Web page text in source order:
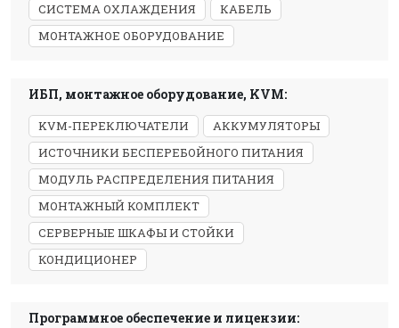
СИСТЕМА ОХЛАЖДЕНИЯ
КАБЕЛЬ
МОНТАЖНОЕ ОБОРУДОВАНИЕ
ИБП, монтажное оборудование, KVM:
KVM-ПЕРЕКЛЮЧАТЕЛИ
АККУМУЛЯТОРЫ
ИСТОЧНИКИ БЕСПЕРЕБОЙНОГО ПИТАНИЯ
МОДУЛЬ РАСПРЕДЕЛЕНИЯ ПИТАНИЯ
МОНТАЖНЫЙ КОМПЛЕКТ
СЕРВЕРНЫЕ ШКАФЫ И СТОЙКИ
КОНДИЦИОНЕР
Программное обеспечение и лицензии: